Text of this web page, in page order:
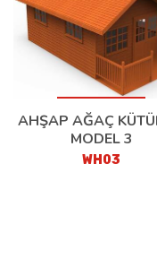
AHŞAP AĞAÇ
MODEL 3
WH03